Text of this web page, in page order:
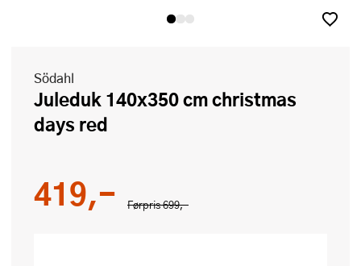
Södahl
Juleduk 140x350 cm christmas
days red
Førpris699,-
419,-